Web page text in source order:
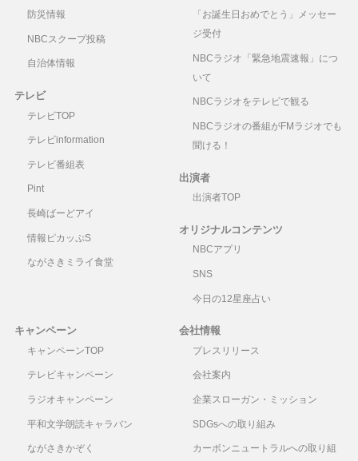
防災情報
NBCスクープ投稿
自治体情報
テレビ
テレビTOP
テレビinformation
テレビ番組表
Pint
長崎ばーどアイ
情報ピカッぷS
ながさきミライ食堂
「お誕生日おめでとう」メッセー
ジ受付
NBCラジオ「緊急地震速報」につ
いて
NBCラジオをテレビで観る
NBCラジオの番組がFMラジオでも
聞ける！
出演者
出演者TOP
オリジナルコンテンツ
NBCアプリ
SNS
今日の12星座占い
キャンペーン
キャンペーンTOP
テレビキャンペーン
ラジオキャンペーン
平和文学朗読キャラバン
ながさきかぞく
会社情報
プレスリリース
会社案内
企業スローガン・ミッション
SDGsへの取り組み
カーボンニュートラルへの取り組